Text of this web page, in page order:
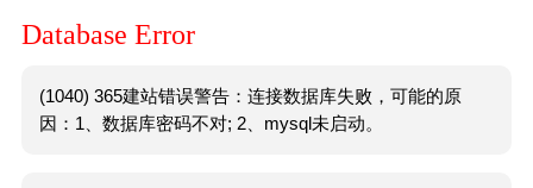
Database Error
(1040) 365建站错误警告：连接数据库失败，可能的原
因：1、数据库密码不对; 2、mysql未启动。